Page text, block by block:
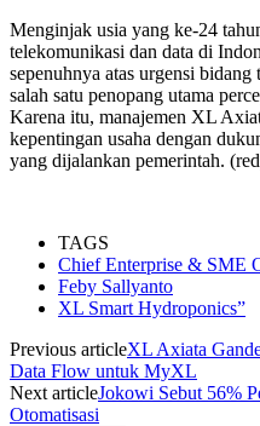
Menginjak usia yang ke-24
telekomunikasi dan data di
sepenuhnya atas urgensi
salah satu penopang utama
Karena itu, manajemen XL
kepentingan usaha dengan
yang dijalankan pemerintah.
TAGS
Chief Enterprise & SME
Feby Sallyanto
XL Smart Hydroponics”
Previous articleXL Axiata
Data Flow untuk MyXL
Next articleJokowi Sebut 56%
Otomatisasi